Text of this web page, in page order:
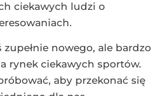
ciekawych ludzi o
nowego, ale bardzo
rynek ciekawych sportów.
aby przekonać się